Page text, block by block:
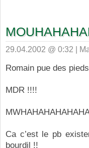
29.04.2002 @ 0:32 |
Romain pue des
MDR !!!!
Ca c’est le pb
bourdil !!